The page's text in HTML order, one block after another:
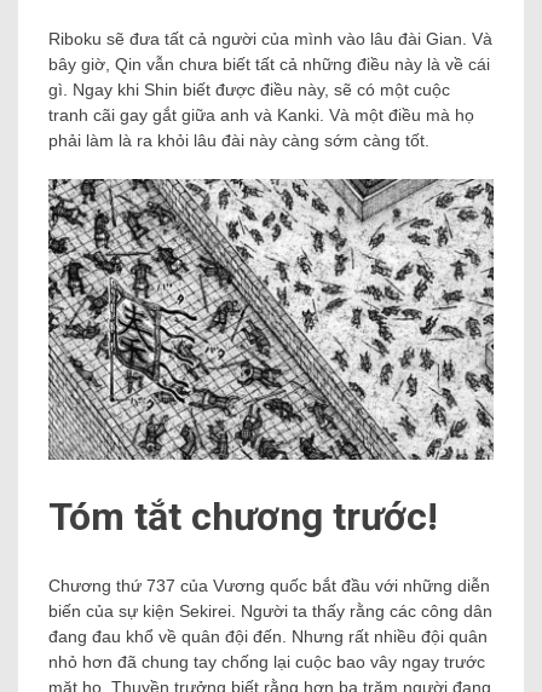
Riboku sẽ đưa tất cả người của mình vào lâu đài Gian. Và
bây giờ, Qin vẫn chưa biết tất cả những điều này là về cái
gì. Ngay khi Shin biết được điều này, sẽ có một cuộc
tranh cãi gay gắt giữa anh và Kanki. Và một điều mà họ
phải làm là ra khỏi lâu đài này càng sớm càng tốt.
Tóm tắt chương trước!
Chương thứ 737 của Vương quốc bắt đầu với những diễn
biến của sự kiện Sekirei. Người ta thấy rằng các công dân
đang đau khổ về quân đội đến. Nhưng rất nhiều đội quân
nhỏ hơn đã chung tay chống lại cuộc bao vây ngay trước
mặt họ. Thuyền trưởng biết rằng hơn ba trăm người đang